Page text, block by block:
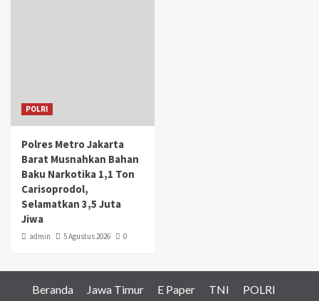
POLRI
Polres Metro Jakarta
Barat Musnahkan Bahan
Baku Narkotika 1,1 Ton
Carisoprodol,
Selamatkan 3,5 Juta
Jiwa
admin 5 Agustus 2026 0
Beranda Jawa Timur E Paper TNI
POLRI